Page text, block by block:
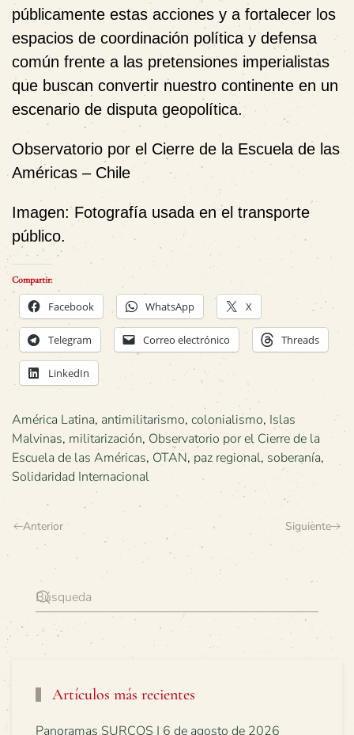
públicamente estas acciones y a fortalecer los
espacios de coordinación política y defensa
común frente a las pretensiones imperialistas
que buscan convertir nuestro continente en un
escenario de disputa geopolítica.
Observatorio por el Cierre de la Escuela de las
Américas – Chile
Imagen: Fotografía usada en el transporte
público.
Compartir:
Facebook WhatsApp X
Telegram Correo electrónico Threads
LinkedIn
América Latina, antimilitarismo, colonialismo, Islas
Malvinas, militarización, Observatorio por el Cierre de la
Escuela de las Américas, OTAN, paz regional, soberanía,
Solidaridad Internacional
Anterior Siguiente
Artículos más recientes
Panoramas SURCOS | 6 de agosto de 2026